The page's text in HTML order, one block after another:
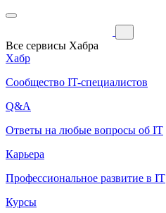
Все сервисы Хабра
Хабр
Сообщество IT-специалистов
Q&A
Ответы на любые вопросы об IT
Карьера
Профессиональное развитие в IT
Курсы